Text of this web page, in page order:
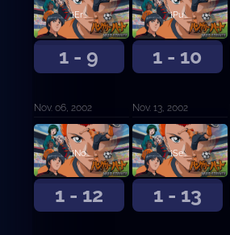
1 - 9
¡Eres un hombre! ¿De qué te encoges?
Nov. 06, 2002
1 - 10
¡Puedo verlo! ¡Puedo verlo claramente!
Nov. 13, 2002
1 - 12
¡No te dejes llevar por las publicaciones!
1 - 13
¡Señor de cabeza caliente!